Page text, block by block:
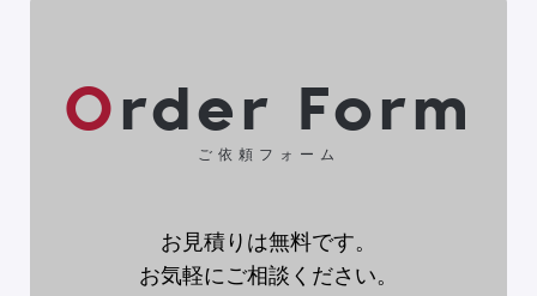
Order Form
ご依頼フォーム
お見積りは無料です。
お気軽にご相談ください。